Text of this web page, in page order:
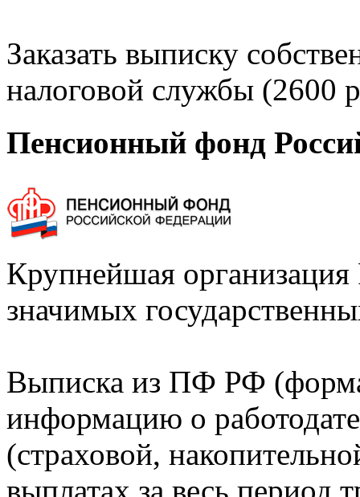
Заказать выписку
налоговой службы (2600
Пенсионный фонд
Крупнейшая
значимых
Выписка из ПФ РФ
информацию о
(страховой,
выплатах за весь период